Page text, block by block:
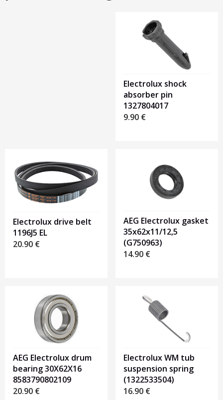
Electrolux shock
absorber pin
1327804017
9.90 €
Electrolux drive belt
1196J5 EL
20.90 €
AEG Electrolux gasket
35x62x11/12,5
(G750963)
14.90 €
AEG Electrolux drum
bearing 30X62X16
8583790802109
20.90 €
Electrolux WM tub
suspension spring
(1322533504)
16.90 €